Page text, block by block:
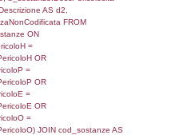
=
=
AND